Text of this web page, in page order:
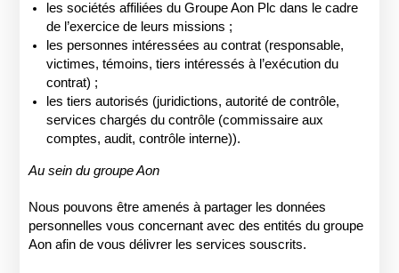
les sociétés affiliées du Groupe Aon Plc dans le cadre
de l’exercice de leurs missions ;
les personnes intéressées au contrat (responsable,
victimes, témoins, tiers intéressés à l’exécution du
contrat) ;
les tiers autorisés (juridictions, autorité de contrôle,
services chargés du contrôle (commissaire aux
comptes, audit, contrôle interne)).
Au sein du groupe Aon
Nous pouvons être amenés à partager les données
personnelles vous concernant avec des entités du groupe
Aon afin de vous délivrer les services souscrits.